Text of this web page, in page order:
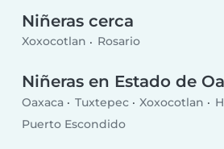
Niñeras cerca
Xoxocotlan Rosario
Niñeras en Estado de
Oaxaca Tuxtepec Xoxocotlan
Puerto Escondido